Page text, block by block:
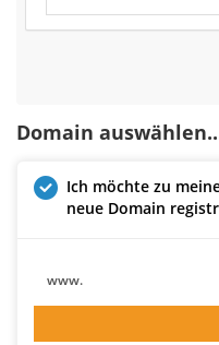
Domain
Ich möchte zu
neue Domain
www.